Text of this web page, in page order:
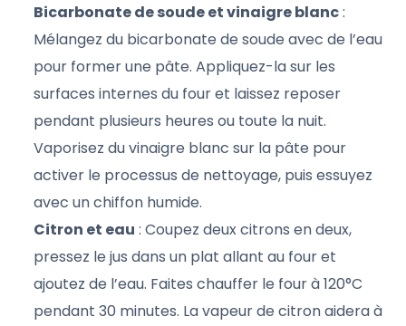
Bicarbonate de soude et vinaigre blanc:
Mélangez du bicarbonate de soude avec de l’eau
pour former une pâte. Appliquez-la sur les
surfaces internes du four et laissez reposer
pendant plusieurs heures ou toute la nuit.
Vaporisez du vinaigre blanc sur la pâte pour
activer le processus de nettoyage, puis essuyez
avec un chiffon humide.
Citron et eau : Coupez deux citrons en deux,
pressez le jus dans un plat allant au four et
ajoutez de l’eau. Faites chauffer le four à 120°C
pendant 30 minutes. La vapeur de citron aidera à